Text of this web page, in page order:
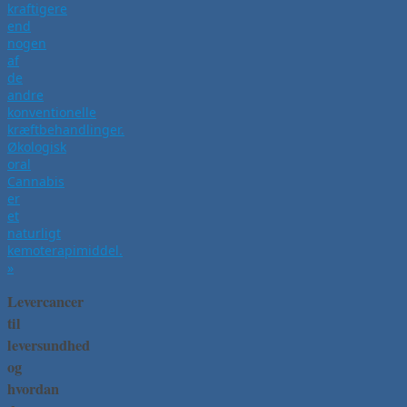
kraftigere
end
nogen
af
de
andre
konventionelle
kræftbehandlinger.
Økologisk
oral
Cannabis
er
et
naturligt
kemoterapimiddel.
»
Levercancer
til
leversundhed
og
hvordan